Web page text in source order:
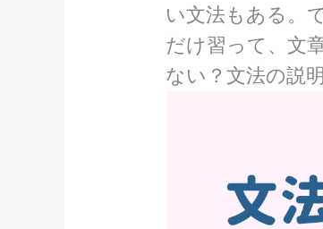
い文法もある。
だけ習って、文
ない？文法の説